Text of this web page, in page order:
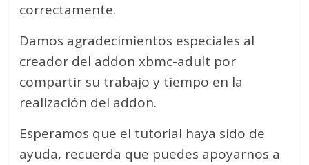
correctamente.
Damos agradecimientos especiales al
creador del addon xbmc-adult por
compartir su trabajo y tiempo en la
realización del addon.
Esperamos que el tutorial haya sido de
ayuda, recuerda que puedes apoyarnos a